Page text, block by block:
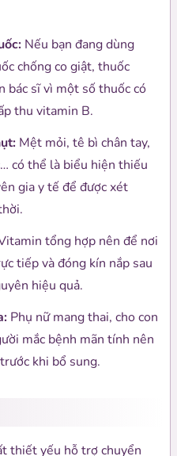
Nếu bạn đang dùng
chống co giật, thuốc
bác sĩ vì một số thuốc có
thu vitamin B.
Mệt mỏi, tê bì chân tay,
có thể là biểu hiện thiếu
gia y tế để được xét
tổng hợp nên để nơi
tiếp và đóng kín nắp sau
hiệu quả.
Phụ nữ mang thai, cho con
mắc bệnh mãn tính nên
khi bổ sung.
thiết yếu hỗ trợ chuyển